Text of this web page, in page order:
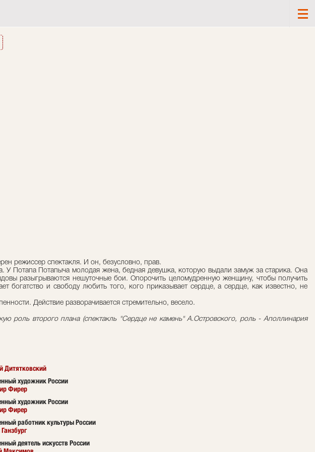
режиссер спектакля. И он, безусловно, прав.
У Потапа Потапыча молодая жена, бедная девушка, которую выдали замуж за старика. Она
разыгрываются нешуточные бои. Опорочить целомудренную женщину, чтобы получить
богатство и свободу любить того, кого приказывает сердце, а сердце, как известно, не
Действие разворачивается стремительно, весело.
роль второго плана (спектакль "Сердце не камень" А.Островского, роль - Аполлинария
Дитятковский
художник России
Фирер
художник России
Фирер
работник культуры России
деятель искусств России